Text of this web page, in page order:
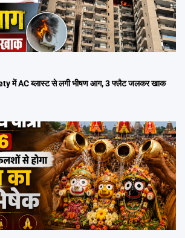
में AC ब्लास्ट से लगी भीषण आग, 3 फ्लैट जलकर खाक